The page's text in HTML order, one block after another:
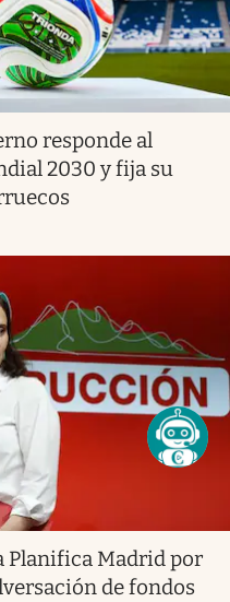
responde al
2030 y fija su
Planifica Madrid por
de fondos